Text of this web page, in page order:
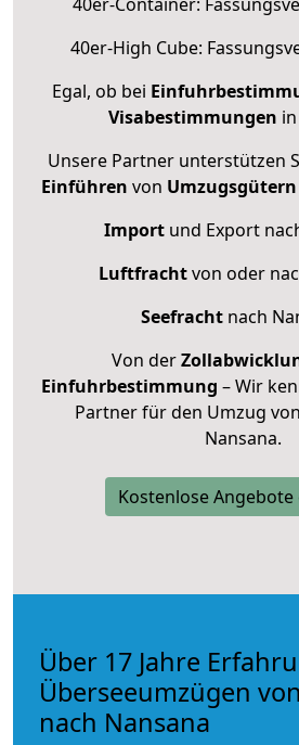
40er-High Cube:
Egal, ob bei
Visabestimmungen
Unsere Partner unterstützen
Einführen von Umzugsgütern
Import und Export
Luftfrachtvon oder
Seefracht nach
Von der
Einfuhrbestimmung – Wir
Partner für den Umzug
Nansana.
Kostenlose
Über 17 Jahre
Überseeumzügen
nach Nansana